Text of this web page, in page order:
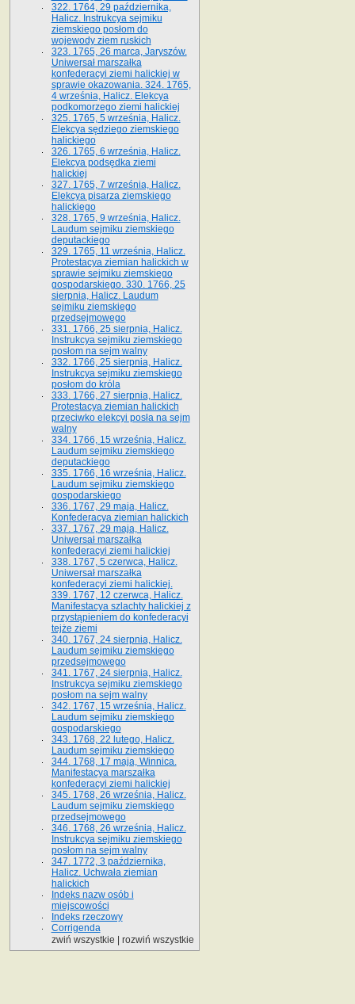
322. 1764, 29 października,
Halicz. Instrukcya sejmiku
ziemskiego posłom do
wojewody ziem ruskich
323. 1765, 26 marca, Jaryszów.
Uniwersał marszałka
konfederacyi ziemi halickiej w
sprawie okazowania. 324. 1765,
4 września, Halicz. Elekcya
podkomorzego ziemi halickiej
325. 1765, 5 września, Halicz.
Elekcya sędziego ziemskiego
halickiego
326. 1765, 6 września, Halicz.
Elekcya podsędka ziemi
halickiej
327. 1765, 7 września, Halicz.
Elekcya pisarza ziemskiego
halickiego
328. 1765, 9 września, Halicz.
Laudum sejmiku ziemskiego
deputackiego
329. 1765, 11 września, Halicz.
Protestacya ziemian halickich w
sprawie sejmiku ziemskiego
gospodarskiego. 330. 1766, 25
sierpnia, Halicz. Laudum
sejmiku ziemskiego
przedsejmowego
331. 1766, 25 sierpnia, Halicz.
Instrukcya sejmiku ziemskiego
posłom na sejm walny
332. 1766, 25 sierpnia, Halicz.
Instrukcya sejmiku ziemskiego
posłom do króla
333. 1766, 27 sierpnia, Halicz.
Protestacya ziemian halickich
przeciwko elekcyi posła na sejm
walny
334. 1766, 15 września, Halicz.
Laudum sejmiku ziemskiego
deputackiego
335. 1766, 16 września, Halicz.
Laudum sejmiku ziemskiego
gospodarskiego
336. 1767, 29 maja, Halicz.
Konfederacya ziemian halickich
337. 1767, 29 maja, Halicz.
Uniwersał marszałka
konfederacyi ziemi halickiej
338. 1767, 5 czerwca, Halicz.
Uniwersał marszałka
konfederacyi ziemi halickiej.
339. 1767, 12 czerwca, Halicz.
Manifestacya szlachty halickiej z
przystąpieniem do konfederacyi
tejże ziemi
340. 1767, 24 sierpnia, Halicz.
Laudum sejmiku ziemskiego
przedsejmowego
341. 1767, 24 sierpnia, Halicz.
Instrukcya sejmiku ziemskiego
posłom na sejm walny
342. 1767, 15 września, Halicz.
Laudum sejmiku ziemskiego
gospodarskiego
343. 1768, 22 lutego, Halicz.
Laudum sejmiku ziemskiego
344. 1768, 17 maja, Winnica.
Manifestacya marszałka
konfederacyi ziemi halickiej
345. 1768, 26 września, Halicz.
Laudum sejmiku ziemskiego
przedsejmowego
346. 1768, 26 września, Halicz.
Instrukcya sejmiku ziemskiego
posłom na sejm walny
347. 1772, 3 października,
Halicz. Uchwała ziemian
halickich
Indeks nazw osób i
miejscowości
Indeks rzeczowy
Corrigenda
zwiń wszystkie
rozwiń wszystkie